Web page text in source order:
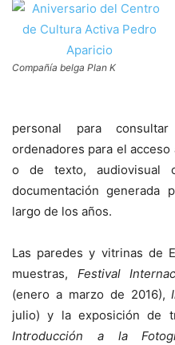
Compañía belga Plan K
personal para
ordenadores para el
o de texto, audiovisual
documentación
largo de los años.
Las paredes y vitrinas de
muestras, Festival
(enero a marzo de 2016),
julio) y la exposición de
Introducción a la